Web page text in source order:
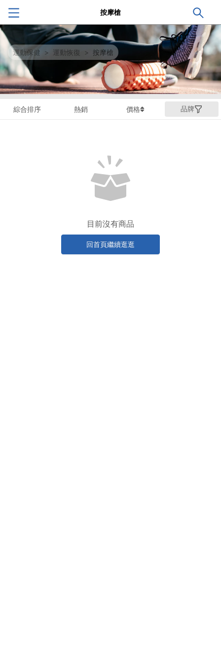
按摩槍
運動保健 > 運動恢復 > 按摩槍
綜合排序 熱銷 價格 品牌
目前沒有商品
回首頁繼續逛逛